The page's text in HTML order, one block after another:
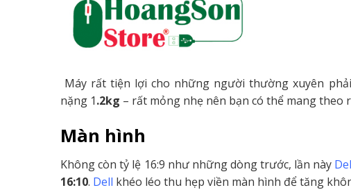
Máy rất tiện lợi cho những người thường xuyên
nặng 1.2kg – rất mỏng nhẹ nên bạn có thể mang theo
Màn hình
Không còn tỷ lệ 16:9 như những dòng trước, lần này
16:10. Dell khéo léo thu hẹp viền màn hình để tăng